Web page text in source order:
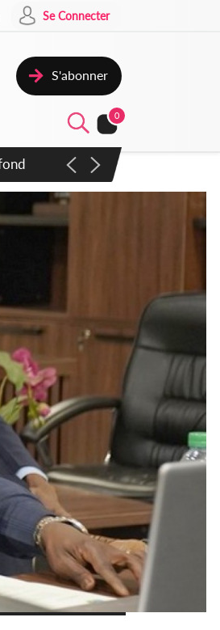
Se Connecter
S'abonner
0